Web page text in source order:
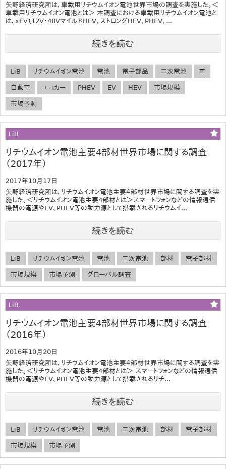
矢野経済研究所は、車載用リチウムイオン電池世界市場の調査を実施した。＜
車載用リチウムイオン電池とは＞ 本調査における車載用リチウムイオン電池と
は、xEV（12V・48VマイルドHEV、ストロングHEV、PHEV、...
続きを読む
LiB リチウムイオン電池 電池 電子部品 二次電池 車
自動車 エコカー PHEV EV HEV 市場規模
市場予測
LiB
リチウムイオン電池主要4部材世界市場に関する調査
（2017年）
2017年10月17日
矢野経済研究所は、リチウムイオン電池主要４部材世界市場に関する調査を実
施した。＜リチウムイオン電池主要4部材とは＞スマートフォンなどの情報通信
機器の電源やEV、PHEV等の動力源として搭載されるリチウムイ...
続きを読む
LiB リチウムイオン電池 電池 二次電池 部材 電子部材
市場規模 市場予測 グローバル調査
LiB
リチウムイオン電池主要4部材世界市場に関する調査
（2016年）
2016年10月20日
矢野経済研究所は、リチウムイオン電池主要４部材世界市場に関する調査を実
施した。＜リチウムイオン電池主要4部材とは＞ スマートフォンなどの情報通信
機器の電源やEV、PHEV等の動力源として搭載されるリチ...
続きを読む
LiB リチウムイオン電池 電池 二次電池 部材 電子部材
市場規模 市場予測